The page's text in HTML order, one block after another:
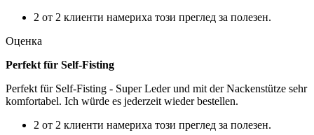
2 от 2 клиенти намериха този преглед за полезен.
Оценка
Perfekt für Self-Fisting
Perfekt für Self-Fisting - Super Leder und mit der Nackenstütze sehr
komfortabel. Ich würde es jederzeit wieder bestellen.
2 от 2 клиенти намериха този преглед за полезен.